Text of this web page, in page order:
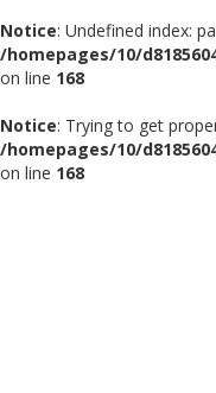
Notice: Undefined index:
/homepages/10/
on line 168
Notice: Trying to get
/homepages/10/
on line 168